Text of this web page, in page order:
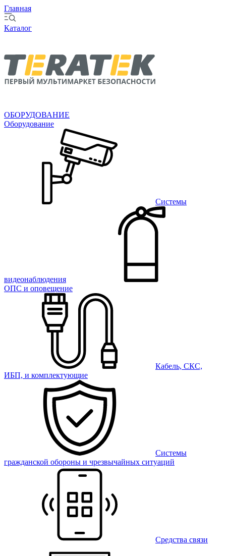
Главная
Каталог
ОБОРУДОВАНИЕ
Оборудование
Системы
видеонаблюдения
ОПС и оповещение
Кабель, СКС,
ИБП, и комплектующие
Системы
гражданской обороны и чрезвычайных ситуаций
Средства связи